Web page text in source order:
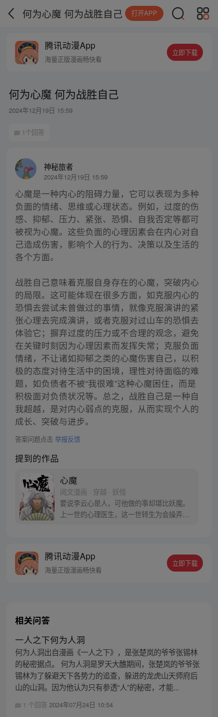
何为心魔 何为战胜自己 打开APP
腾讯动漫App
海量正版漫画畅快看
立即下载
何为心魔 何为战胜自己
2024年12月19日 15:59
1个回答
神秘旅者
2024年12月19日 15:59
心魔是一种内心的阻碍力量，它可以表现为多种
负面的情绪、思维或心理状态。例如，过度的伤
感、抑郁、压力、紧张、恐惧、自我否定等都可
被视为心魔。这些负面的心理因素会在内心对自
己造成伤害，影响个人的行为、决策以及生活的
各个方面。
战胜自己意味着克服自身存在的心魔，突破内心
的局限。这可能体现在很多方面，如克服内心的
恐惧去尝试未曾做过的事情，就像克服演讲的紧
张心理去完成演讲，或者克服对过山车的恐惧去
体验它；摒弃过度的压力或不合理的观念，避免
在关键时刻因为心理因素而发挥失常；克服负面
情绪，不让诸如抑郁之类的心魔伤害自己，以积
极的态度对待生活中的困境，理性对待面临的难
题，如负债者不被“我很难”这种心魔困住，而是
积极面对负债状况等。总之，战胜自己是一种自
我超越，是对内心弱点的克服，从而实现个人的
成长、突破与进步。
答案问题点击 举报反馈
提到的作品
心魔
阅文漫画 · 穿越 · 妖怪
要说李云心是人，可他做的事却堪比妖魔。
上一世的心理医生，这一世转生为会操弄术
黑白阎君见了他也要问一句：食人心魔何处
来？ 李云心食人，也食人心。
腾讯动漫App
海量正版漫画畅快看
立即下载
相关问答
一人之下何为人洞
何为人洞出自漫画《一人之下》，是张楚岚的爷爷张锡林
的秘密据点。 何为人洞是罗天大醮期间，张楚岚的爷爷张
锡林为了躲避天下各势力的追查，躲进的龙虎山天师府后
山的山洞。因为他认为只有参透“人”的秘密，才能...
1 个回答 2024年07月24日 10:54